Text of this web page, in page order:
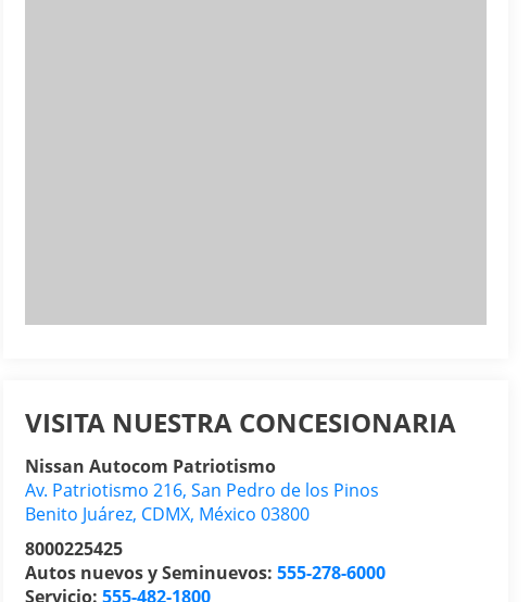
VISITA NUESTRA CONCESIONARIA
Nissan Autocom Patriotismo
Av. Patriotismo 216, San Pedro de los Pinos
Benito Juárez, CDMX, México 03800
8000225425
Autos nuevos y Seminuevos:555-278-6000
Servicio:555-482-1800